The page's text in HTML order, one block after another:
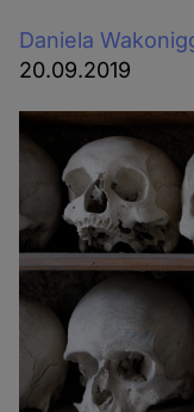
Daniela
20.09.2019